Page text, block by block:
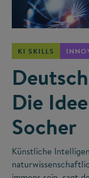
KI SKILLS
Die
Socher
Künstliche